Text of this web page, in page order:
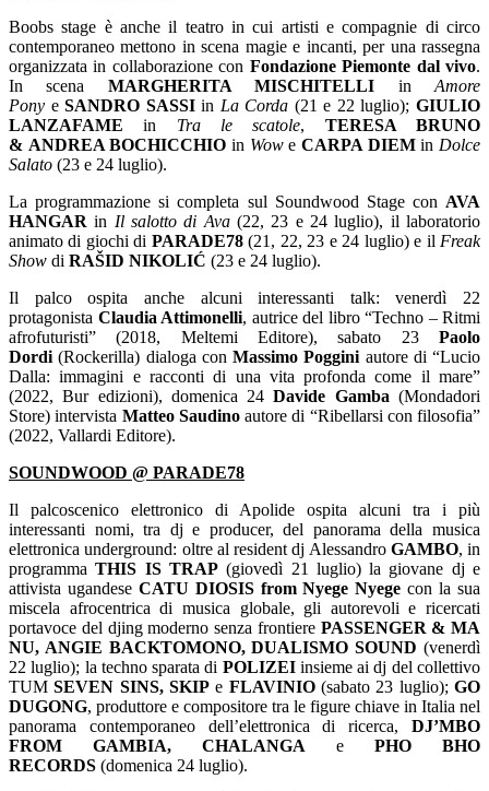
Boobs stage è anche il teatro in cui artisti e compagnie di circo
contemporaneo mettono in scena magie e incanti, per una rassegna
organizzata in collaborazione con Fondazione Piemonte dal vivo.
In scena MARGHERITA MISCHITELLI inAmore
Pony eSANDRO SASSIin La Corda (21 e 22 luglio);GIULIO
LANZAFAME in Tra le scatole, TERESA BRUNO
& ANDREA BOCHICCHIO in WoweCARPA DIEMin Dolce
Salato (23 e 24 luglio).
La programmazione si completa sul Soundwood Stage con AVA
HANGAR in Il salotto di Ava(22, 23 e 24 luglio), il laboratorio
animato di giochi di PARADE78(21, 22, 23 e 24 luglio) e il Freak
Show di RAŠID NIKOLIĆ (23 e 24 luglio).
Il palco ospita anche alcuni interessanti talk: venerdì 22
protagonista Claudia Attimonelli, autrice del libro “Techno – Ritmi
afrofuturisti” (2018, Meltemi Editore), sabato 23 Paolo
Dordi (Rockerilla) dialoga con Massimo Poggini autore di “Lucio
Dalla: immagini e racconti di una vita profonda come il mare”
(2022, Bur edizioni), domenica 24Davide Gamba(Mondadori
Store) intervista Matteo Saudinoautore di “Ribellarsi con filosofia”
(2022, Vallardi Editore).
SOUNDWOOD @ PARADE78
Il palcoscenico elettronico di Apolide ospita alcuni tra i più
interessanti nomi, tra dj e producer, del panorama della musica
elettronica underground: oltre al resident dj Alessandro GAMBO, in
programmaTHIS IS TRAP(giovedì 21 luglio) la giovane dj e
attivista ugandese CATU DIOSIS from Nyege Nyege con la sua
miscela afrocentrica di musica globale, gli autorevoli e ricercati
portavoce del djing moderno senza frontiere PASSENGER & MA
NU, ANGIE BACKTOMONO, DUALISMO SOUND(venerdì
22 luglio); la techno sparata di POLIZEIinsieme ai dj del collettivo
TUMSEVEN SINS, SKIP e FLAVINIO(sabato 23 luglio);GO
DUGONG, produttore e compositore tra le figure chiave in Italia nel
panorama contemporaneo dell’elettronica di ricerca, DJ’MBO
FROM GAMBIA, CHALANGA e PHO BHO
RECORDS (domenica 24 luglio).